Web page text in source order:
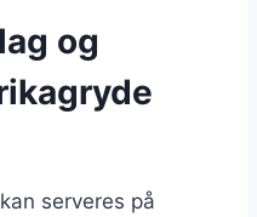
og
serveres på